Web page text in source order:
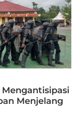
Menjelang